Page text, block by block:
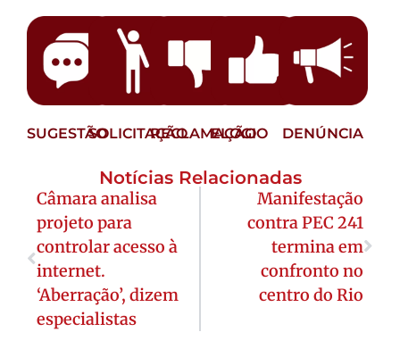
SUGESTÃOSOLICITAÇÃORECLAMAÇÃO
ELOGIO DENÚNCIA
Notícias Relacionadas
Câmara analisa
projeto para
controlar acesso à
internet.
‘Aberração’, dizem
especialistas
Manifestação
contra PEC 241
termina em
confronto no
centro do Rio